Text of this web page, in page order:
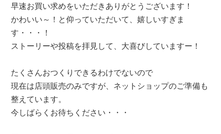
早速お買い求めをいただきありがとうございます！
かわいい～！と仰っていただいて、嬉しいすぎま
す・・・！
ストーリーや投稿を拝見して、大喜びしていますー！
たくさんおつくりできるわけでないので
現在は店頭販売のみですが、ネットショップのご準備も
整えています。
今しばらくお待ちください・・・